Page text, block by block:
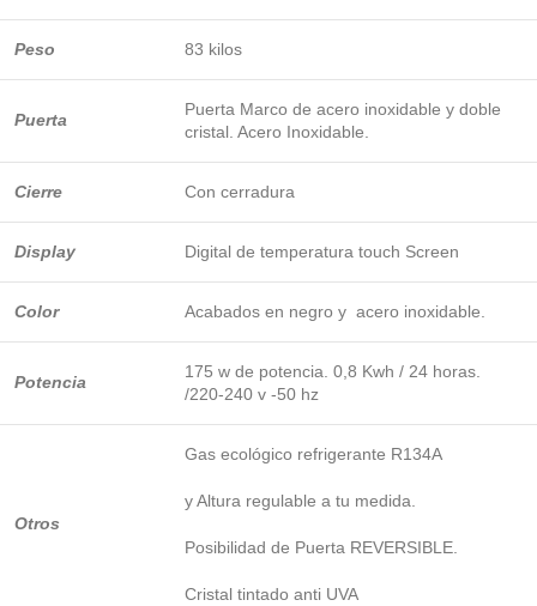
Peso 83 kilos
Puerta
Puerta Marco de acero inoxidable y doble
cristal. Acero Inoxidable.
Cierre Con cerradura
Display Digital de temperatura touch Screen
Color Acabados en negro y acero inoxidable.
Potencia
175 w de potencia. 0,8 Kwh / 24 horas.
/220-240 v -50 hz
Otros
Gas ecológico refrigerante R134A
y Altura regulable a tu medida.
Posibilidad de Puerta REVERSIBLE.
Cristal tintado anti UVA